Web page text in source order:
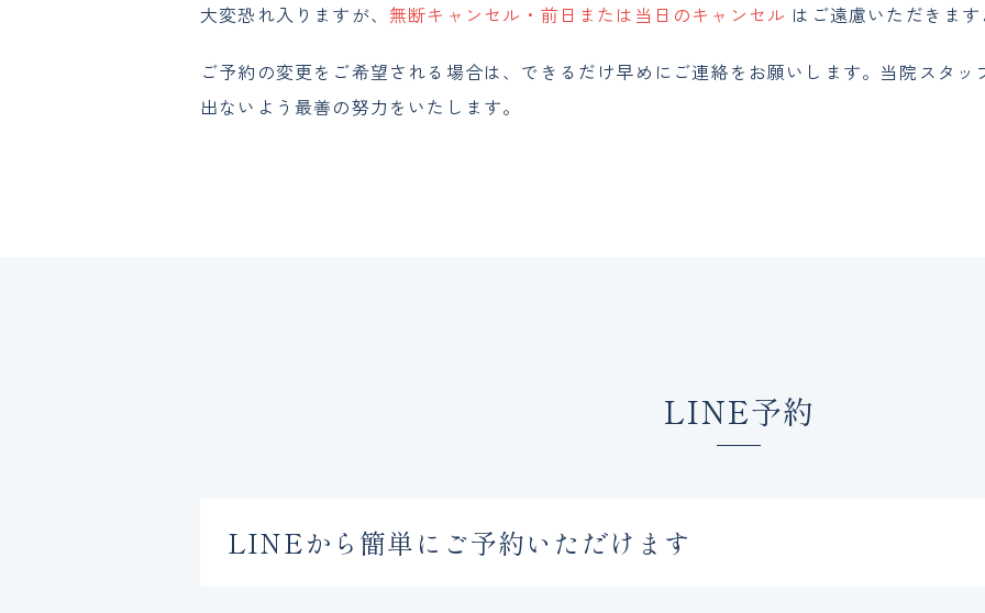
大変恐れ入りますが、 無断キャンセル・前日または当日のキャンセル はご遠慮いただきま
ご予約の変更をご希望される場合は、できるだけ早めにご連絡をお願いします。当院スタ
出ないよう最善の努力をいたします。
LINE予約
LINEから簡単にご予約いただけます